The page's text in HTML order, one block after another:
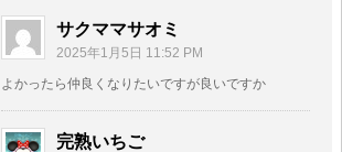
サクママサオミ
2025年1月5日 11:52 PM
よかったら仲良くなりたいですが良いですか
完熟いちご